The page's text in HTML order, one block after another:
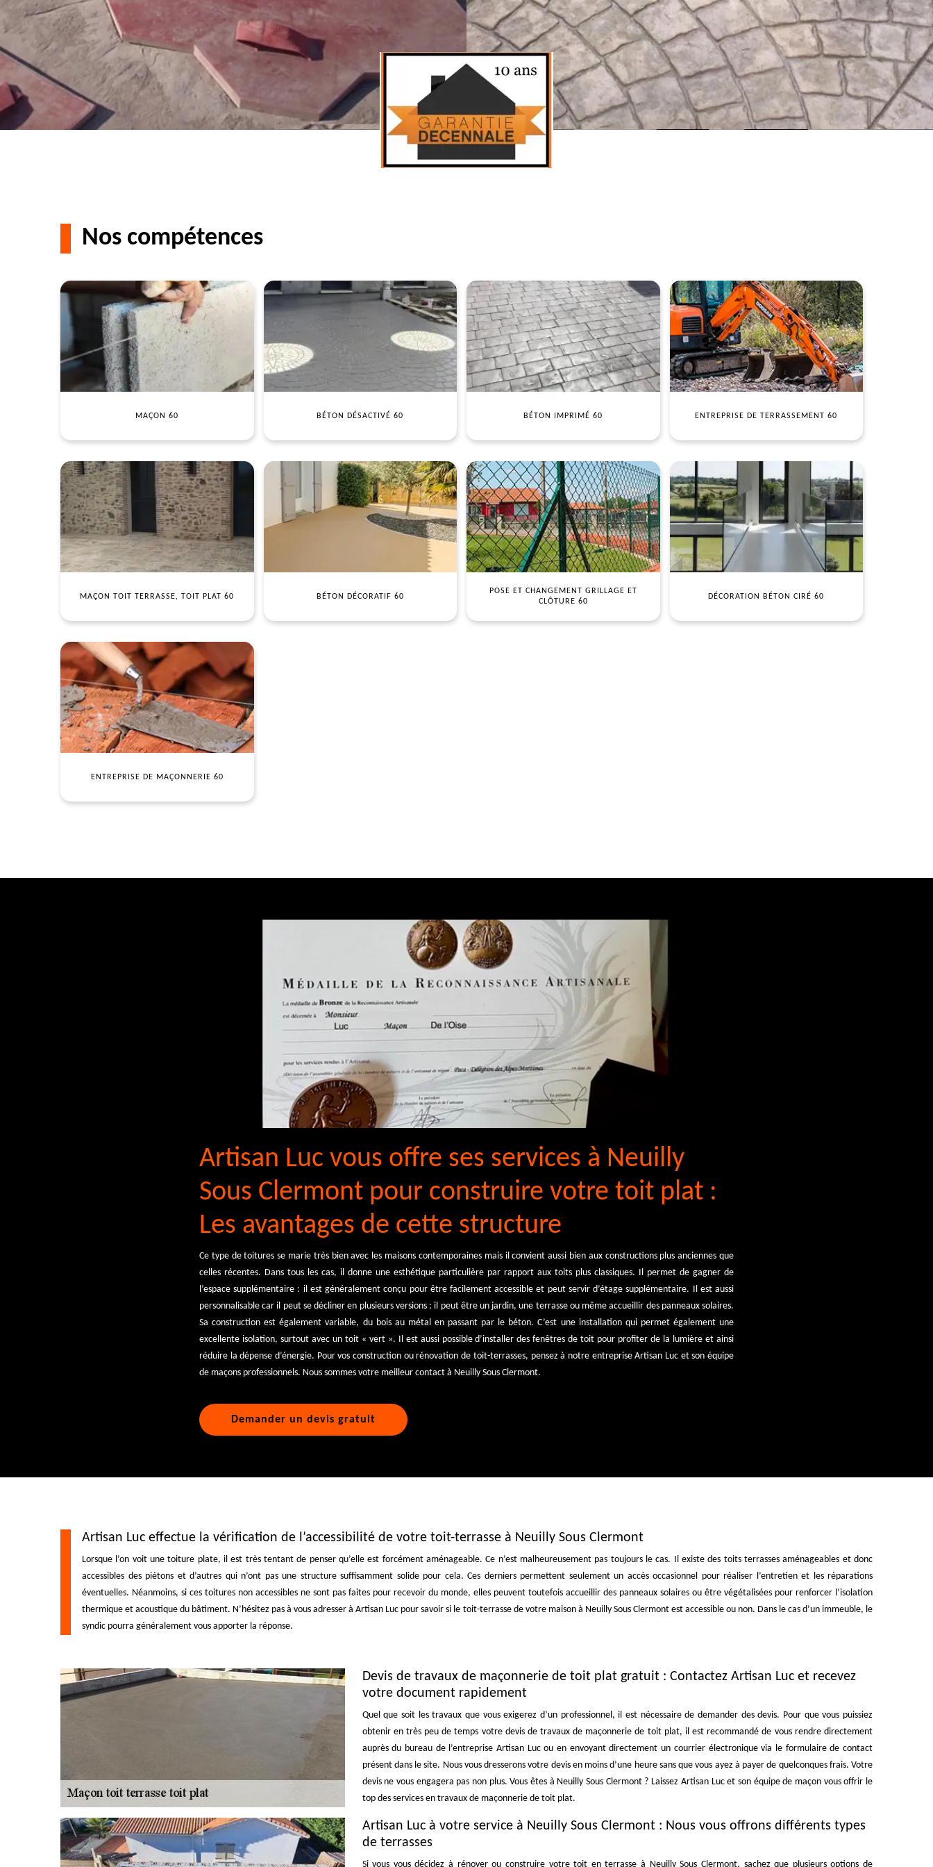
Nos compétences
MAÇON 60 BÉTON DÉSACTIVÉ 60 BÉTON IMPRIMÉ 60 ENTREPRISE DE TERRASSEMENT 60
MAÇON TOIT TERRASSE, TOIT PLAT 60 BÉTON DÉCORATIF 60
POSE ET CHANGEMENT GRILLAGE ET
CLÔTURE 60
DÉCORATION BÉTON CIRÉ 60
ENTREPRISE DE MAÇONNERIE 60
Artisan Luc vous offre ses services à Neuilly
Sous Clermont pour construire votre toit plat :
Les avantages de cette structure
Ce type de toitures se marie très bien avec les maisons contemporaines mais il convient aussi bien aux constructions plus anciennes que
celles récentes. Dans tous les cas, il donne une esthétique particulière par rapport aux toits plus classiques. Il permet de gagner de
l’espace supplémentaire : il est généralement conçu pour être facilement accessible et peut servir d’étage supplémentaire. Il est aussi
personnalisable car il peut se décliner en plusieurs versions : il peut être un jardin, une terrasse ou même accueillir des panneaux solaires.
Sa construction est également variable, du bois au métal en passant par le béton. C’est une installation qui permet également une
excellente isolation, surtout avec un toit « vert ». Il est aussi possible d’installer des fenêtres de toit pour profiter de la lumière et ainsi
réduire la dépense d’énergie. Pour vos construction ou rénovation de toit-terrasses, pensez à notre entreprise Artisan Luc et son équipe
de maçons professionnels. Nous sommes votre meilleur contact à Neuilly Sous Clermont.
Demander un devis gratuit
Artisan Luc effectue la vérification de l’accessibilité de votre toit-terrasse à Neuilly Sous Clermont
Lorsque l’on voit une toiture plate, il est très tentant de penser qu’elle est forcément aménageable. Ce n’est malheureusement pas toujours le cas. Il existe des toits terrasses aménageables et donc
accessibles des piétons et d’autres qui n’ont pas une structure suffisamment solide pour cela. Ces derniers permettent seulement un accès occasionnel pour réaliser l’entretien et les réparations
éventuelles. Néanmoins, si ces toitures non accessibles ne sont pas faites pour recevoir du monde, elles peuvent toutefois accueillir des panneaux solaires ou être végétalisées pour renforcer l’isolation
thermique et acoustique du bâtiment. N’hésitez pas à vous adresser à Artisan Luc pour savoir si le toit-terrasse de votre maison à Neuilly Sous Clermont est accessible ou non. Dans le cas d’un immeuble, le
syndic pourra généralement vous apporter la réponse.
Devis de travaux de maçonnerie de toit plat gratuit : Contactez Artisan Luc et recevez
votre document rapidement
Quel que soit les travaux que vous exigerez d’un professionnel, il est nécessaire de demander des devis. Pour que vous puissiez
obtenir en très peu de temps votre devis de travaux de maçonnerie de toit plat, il est recommandé de vous rendre directement
auprès du bureau de l’entreprise Artisan Luc ou en envoyant directement un courrier électronique via le formulaire de contact
présent dans le site. Nous vous dresserons votre devis en moins d’une heure sans que vous ayez à payer de quelconques frais. Votre
devis ne vous engagera pas non plus. Vous êtes à Neuilly Sous Clermont ? Laissez Artisan Luc et son équipe de maçon vous offrir le
top des services en travaux de maçonnerie de toit plat.
Artisan Luc à votre service à Neuilly Sous Clermont : Nous vous offrons différents types
de terrasses
Si vous vous décidez à rénover ou construire votre toit en terrasse à Neuilly Sous Clermont, sachez que plusieurs options de